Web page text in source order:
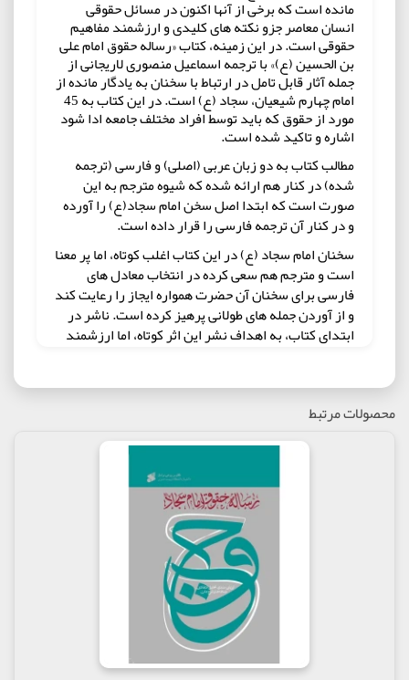
مانده است که برخی از آنها اکنون در مسائل حقوقی
انسان معاصر جزو نکته های کلیدی و ارزشمند مفاهیم
حقوقی است. در این زمینه، کتاب «رساله حقوق امام علی
بن الحسین (ع)» با ترجمه اسماعیل منصوری لاریجانی از
جمله آثار قابل تامل در ارتباط با سخنان به یادگار مانده از
امام چهارم شیعیان، سجاد (ع) است. در این کتاب به 45
مورد از حقوق که باید توسط افراد مختلف جامعه ادا شود
اشاره و تاکید شده است.
مطالب کتاب به دو زبان عربی (اصلی) و فارسی (ترجمه
شده) در کنار هم ارائه شده که شیوه مترجم به این
صورت است که ابتدا اصل سخن امام سجاد(ع) را آورده
و در کنار آن ترجمه فارسی را قرار داده است.
سخنان امام سجاد (ع) در این کتاب اغلب کوتاه، اما پر معنا
است و مترجم هم سعی کرده در انتخاب معادل های
فارسی برای سخنان آن حضرت همواره ایجاز را رعایت کند
و از آوردن جمله های طولانی پرهیز کرده است. ناشر در
ابتدای کتاب، به اهداف نشر این اثر کوتاه، اما ارزشمند
الحقوق» ماثور از آن امام والامقام را در ضمیمه صحیفه می
یافته اند و کماکان آن را درخواست دارند به لحاظ اینکه
رساله حقوق که ماهیت بیان احکام و اخلاق را دارد در
کنار نیایش های سیدالساجدین (ع) ساختار نیایشی و
دعاگونه ندارد و مرحوم علامه شعرانی هم ترجمه ای از آن
ننگاشته بود، بنا بر این نهاده شد که رساله به صورت
مستقل و با ترجمه جناب آقای دکتر اسماعیل منصوری
لاریجانی منتشر و به دوستداران نیایش معرفت آموز
سید سجادان اهداء شود.
در ادامه، مقدمه مترجم کتاب آمده است که او هم به
اهمیت کار اشاره و افزوده است: اهتمام اهل بیت (ع) به
حقوق انسان ها و حتی حیوانات از زوایای محتلف مورد
توجه است. اما در بعد حقوق مدنی و اجتماعی توجه خاصی
وجود دارد که ذهن محققان و پژوهشگران را در حوزه
محصولات مرتبط